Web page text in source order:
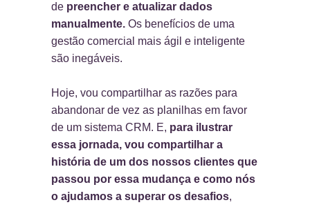
de preencher e atualizar dados
manualmente. Os benefícios de uma
gestão comercial mais ágil e inteligente
são inegáveis.
Hoje, vou compartilhar as razões para
abandonar de vez as planilhas em favor
de um sistema CRM. E, para ilustrar
essa jornada, vou compartilhar a
história de um dos nossos clientes que
passou por essa mudança e como nós
o ajudamos a superar os desafios,